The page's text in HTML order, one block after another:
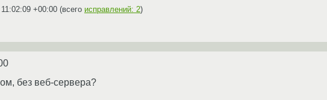
+00:00 (всего исправлений: 2)
без веб-сервера?